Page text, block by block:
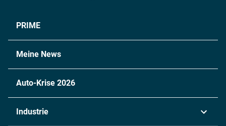
PRIME
Meine News
Auto-Krise 2026
Industrie